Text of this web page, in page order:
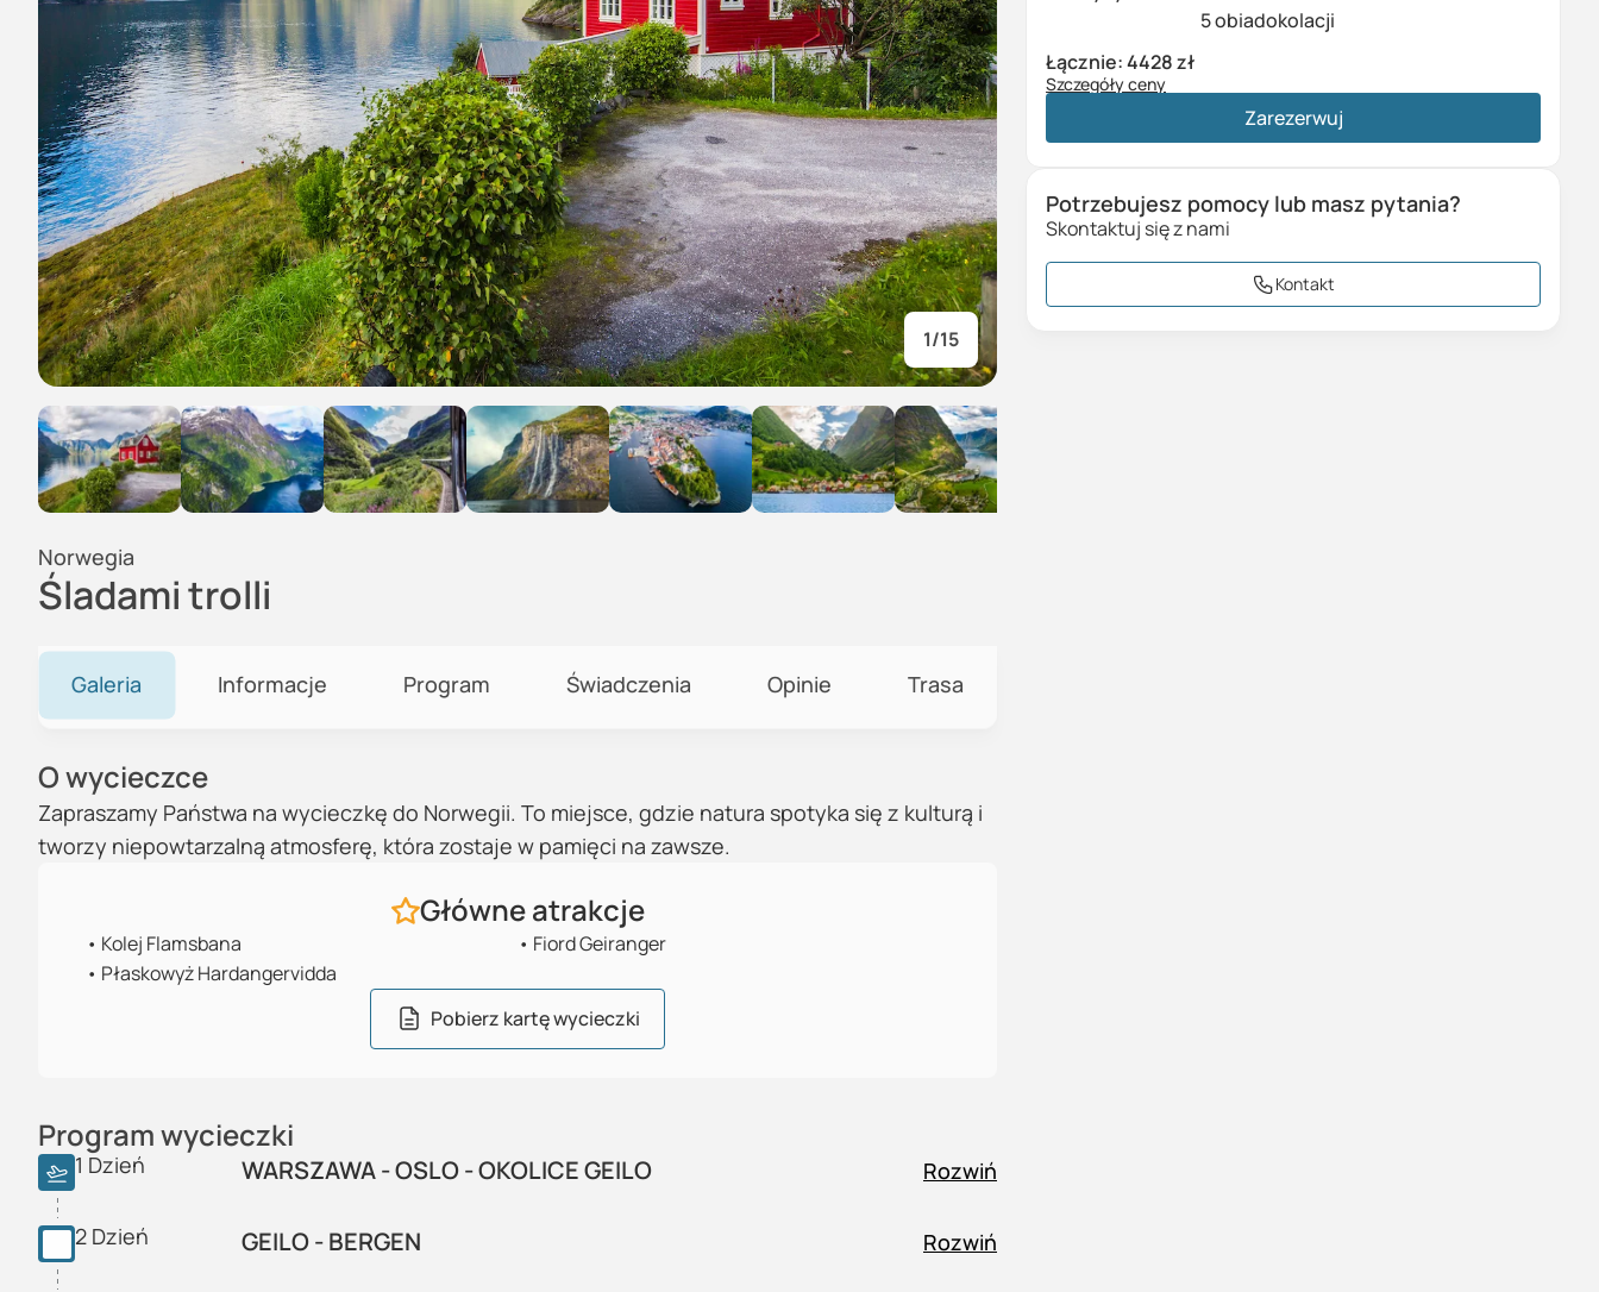
1/15
Śladami trolli
Norwegia
Galeria Informacje Program Świadczenia Opinie Trasa
O wycieczce
Zapraszamy Państwa na wycieczkę do Norwegii. To miejsce, gdzie natura spotyka się z kulturą i
tworzy niepowtarzalną atmosferę, która zostaje w pamięci na zawsze.
Główne atrakcje
• Kolej Flamsbana
• Płaskowyż Hardangervidda
• Fiord Geiranger
Pobierz kartę wycieczki
Program wycieczki
1 Dzień WARSZAWA - OSLO - OKOLICE GEILO Rozwiń
2 Dzień GEILO - BERGEN Rozwiń
5 obiadokolacji
Łącznie:4428 zł
Szczegóły ceny
Wycieczka (
3259 zł
Dopłata za pokój 1-osobowyZarezerwuj
Potrzebujesz pomocy lub masz pytania?
Skontaktuj się z nami
Kontakt